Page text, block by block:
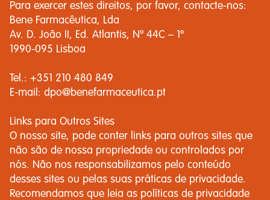
Para exercer estes direitos, por favor, contacte-nos:
Bene Farmacêutica, Lda
Av. D. João II, Ed. Atlantis, Nº 44C – 1º
1990-095 Lisboa
Tel.: +351 210 480 849
E-mail: dpo@benefarmaceutica.pt
Links para Outros Sites
O nosso site, pode conter links para outros sites que
não são de nossa propriedade ou controlados por
nós. Não nos responsabilizamos pelo conteúdo
desses sites ou pelas suas práticas de privacidade.
Recomendamos que leia as políticas de privacidade